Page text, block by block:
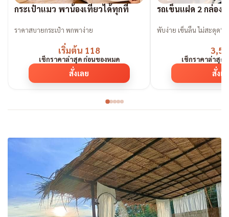
กระเป๋าแมว พาน้องเที่ยวได้ทุกที่
ราคาสบายกระเป๋า พกพาง่าย
เริ่มต้น 118
เช็กราคาล่าสุด ก่อนของหมด
สั่งเลย
รถเข็นแฝด 2 กล่อง
พับง่าย เข็นลื่น ไม่สะดุด“ต้
เช็กราคาล่าสุด
สั่งเ